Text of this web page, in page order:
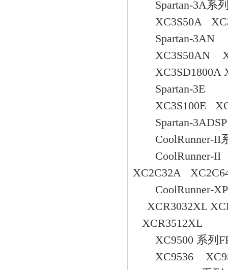
Spartan-3A系列
XC3S50A
Spartan-3AN
XC3S50AN
XC3SD1800A
Spartan-3E
XC3S100E
Spartan-3ADSP
CoolRunner-II系
CoolRunner-II
XC2C32A
CoolRunner-
XCR3032XL
XCR3512XL
XC9500 系列
XC9536